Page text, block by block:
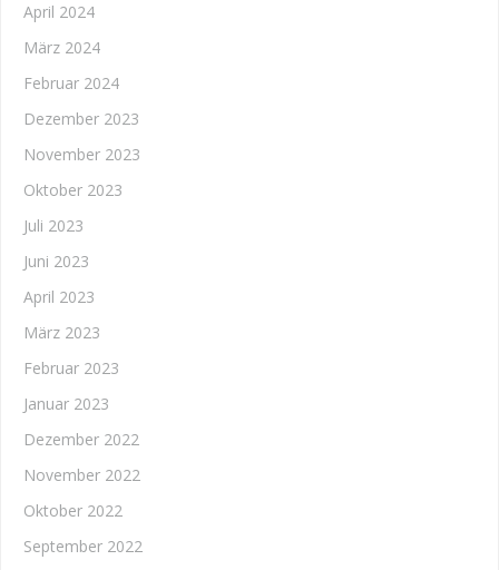
April 2024
März 2024
Februar 2024
Dezember 2023
November 2023
Oktober 2023
Juli 2023
Juni 2023
April 2023
März 2023
Februar 2023
Januar 2023
Dezember 2022
November 2022
Oktober 2022
September 2022